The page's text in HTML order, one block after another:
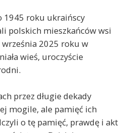
1945 roku ukraińscy
polskich mieszkańców wsi
2025 roku w
wieś, uroczyście
przez długie dekady
mogile, ale pamięć ich
o tę pamięć, prawdę i akt